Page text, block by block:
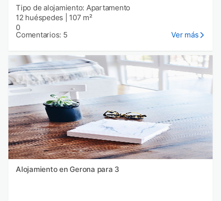
Tipo de alojamiento: Apartamento
12 huéspedes
107 m²
0
Comentarios: 5 Ver más
Alojamiento en Gerona para 3